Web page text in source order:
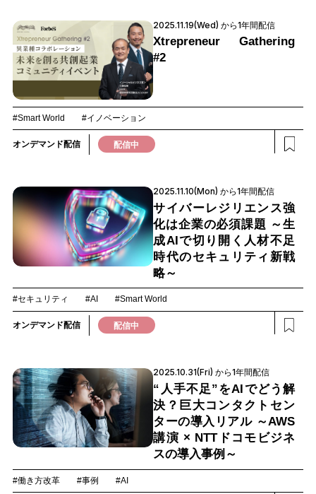
2025.11.19(Wed) から1年間配信
Xtrepreneur Gathering
#2
#Smart World #イノベーション
オンデマンド配信 配信中
2025.11.10(Mon) から1年間配信
サイバーレジリエンス強
化は企業の必須課題 ～生
成AIで切り開く人材不足
時代のセキュリティ新戦
略～
#セキュリティ #AI #Smart World
オンデマンド配信 配信中
2025.10.31(Fri) から1年間配信
“人手不足”をAIでどう解
決？巨大コンタクトセン
ターの導入リアル ～AWS
講演 × NTTドコモビジネ
スの導入事例～
#働き方改革 #事例 #AI